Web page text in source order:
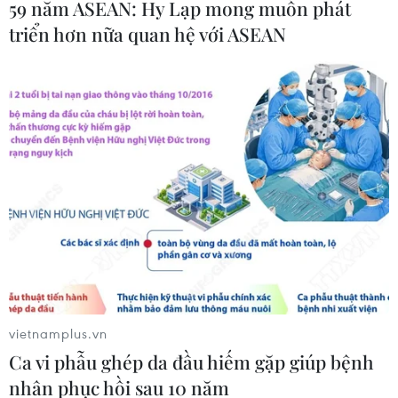
tế tăng tốc chuyển đổi số toàn diện
04/08/2026 08:08
Bộ Y tế ban hành Kế hoạch dự phòng
thương tích giai đoạn 2026-2030
04/08/2026 07:41
Hệ thống y tế đa cực, đưa y tế đến
04/08/2026 04:55
Bộ Y tế đề xuất 8 nhóm chính sách
trong sửa đổi Luật hiến, ghép mô,
59 năm ASEAN: Hy Lạp mong muốn phát
triển hơn nữa quan hệ với ASEAN
vietnamplus.vn
Ca vi phẫu ghép da đầu hiếm gặp giúp bệnh
nhân phục hồi sau 10 năm